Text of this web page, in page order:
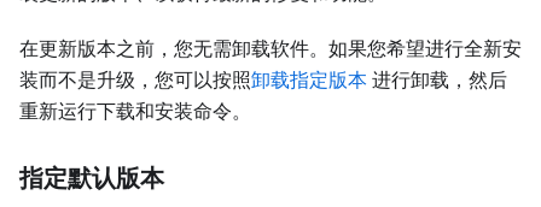
在更新版本之前，您无需卸载软件。如果您希望进行全新安
装而不是升级，您可以按照卸载指定版本进行卸载，然后
重新运行下载和安装命令。
指定默认版本